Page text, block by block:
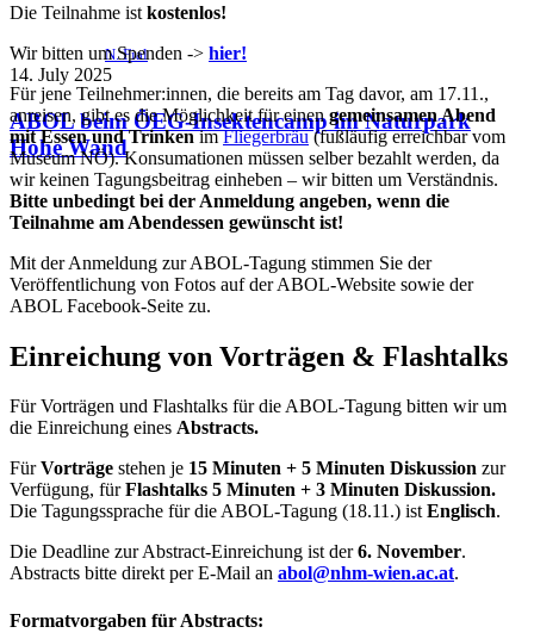
N. Fial
14. July 2025
ABOL beim ÖEG-Insektencamp im Naturpark
Hohe Wand
Die Teilnahme ist kostenlos!
Wir bitten um Spenden -> hier!
Für jene Teilnehmer:innen, die bereits am Tag davor, am 17.11.,
anreisen, gibt es die Möglichkeit für einengemeinsamen Abend
mit Essen und TrinkenimFliegerbräu(fußläufig erreichbar vom
Museum NÖ). Konsumationen müssen selber bezahlt werden, da
wir keinen Tagungsbeitrag einheben – wir bitten um Verständnis.
Bitte unbedingt bei der Anmeldung angeben, wenn die
Teilnahme am Abendessen gewünscht ist!
Mit der Anmeldung zur ABOL-Tagung stimmen Sie der
Veröffentlichung von Fotos auf der ABOL-Website sowie der
ABOL Facebook-Seite zu.
Einreichung von Vorträgen & Flashtalks
Für Vorträgen und Flashtalks für die ABOL-Tagung bitten wir um
die Einreichung eines Abstracts.
FürVorträge stehen je 15 Minuten + 5 Minuten Diskussion zur
Verfügung, fürFlashtalks 5 Minuten + 3 Minuten Diskussion.
Die Tagungssprache für die ABOL-Tagung (18.11.) istEnglisch.
Die Deadline zur Abstract-Einreichung ist der6. November.
Abstracts bitte direkt per E-Mail an abol@nhm-wien.ac.at.
Formatvorgaben für Abstracts: